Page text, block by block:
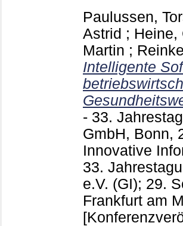
Paulussen,
Astrid ; Heine,
Martin ;
Intelligente
- 33.
GmbH, Bonn,
Innovative
33.
e.V. (GI); 29.
Frankfurt am